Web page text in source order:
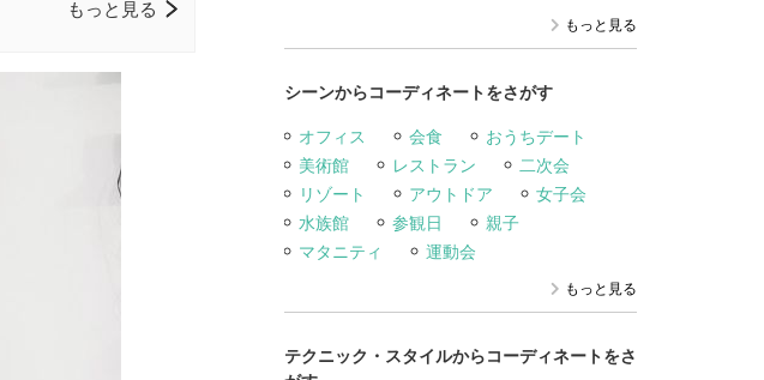
もっと見る
シーンからコーディネートをさがす
オフィス 会食
おうちデート
美術館
レストラン
二次会
リゾート
アウトドア
女子会
水族館
参観日
親子
マタニティ
運動会
もっと見る
テクニック・スタイルからコーディネートをさ